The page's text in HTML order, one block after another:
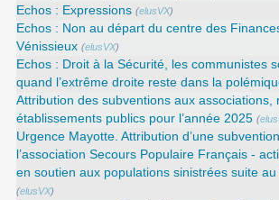
Echos : Expressions (elusVX)
Echos : Non au départ du centre des
Vénissieux (elusVX)
Echos : Droit à la Sécurité, les communistes
quand l’extrême droite reste dans la
Attribution des subventions aux associations,
établissements publics pour l’année 2025 (
Urgence Mayotte. Attribution d’une
l’association Secours Populaire Français -
en soutien aux populations sinistrées suite au
(elusVX)